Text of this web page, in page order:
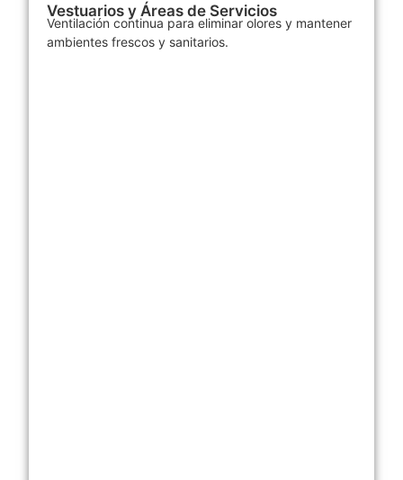
Vestuarios y Áreas de Servicios
Ventilación continua para eliminar olores y mantener
ambientes frescos y sanitarios.